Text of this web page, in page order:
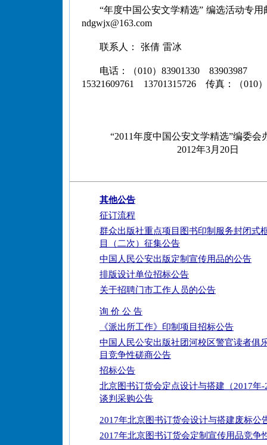
“年度中国公安文学精选” 编选活动专用
ndgwjx@163.com
联系人： 张倩 雷冰
电话：（010）83901330 83903987
15321609761 13701315726 传真：（010）
“2011年度中国公安文学精选”编委会
2012年3月20日
其他公告
征订流程
群众出版社重点项目图书印制服务封闭式
目（二次）征集公告
中国人民公安出版定制宣传用品的公告
排版设计单位招标公告
关于招聘门市工作人员的公告
询 价 公 告
《派出所工作》印制项目招标公告
中国人民公安出版社团河校区警官读者俱
目竞争性磋商公告
招标公告
北京图书订货会定点设计与搭建（2017年
谈判采购公告
2017年北京图书订货会设计与搭建废标公
2017年北京图书订货会定制宣传用品竞争